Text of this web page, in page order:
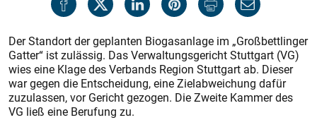
Der Standort der geplanten Biogasanlage im „Großbettlinger
Gatter“ ist zulässig. Das Verwaltungsgericht Stuttgart (VG)
wies eine Klage des Verbands Region Stuttgart ab. Dieser
war gegen die Entscheidung, eine Zielabweichung dafür
zuzulassen, vor Gericht gezogen. Die Zweite Kammer des
VG ließ eine Berufung zu.